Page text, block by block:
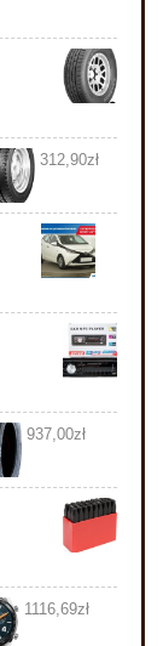
312,90zł
937,00zł
1116,69zł